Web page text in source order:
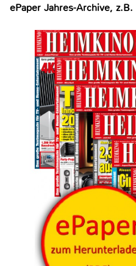
ePaper Jahres-Archive,